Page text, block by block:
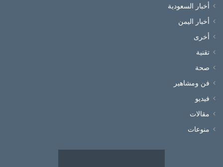
أخبار السعودية
أخبار اليمن
أخرى
تقنية
صحة
فن ومشاهير
فيديو
مقالات
منوعات